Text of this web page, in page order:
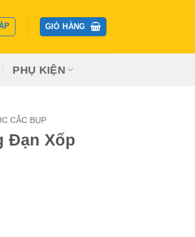
GIỎ HÀNG
PHỤ KIỆN
CẮC BỤP
Đạn Xốp